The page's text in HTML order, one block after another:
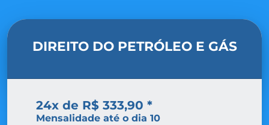
DIREITO DO PETRÓLEO E GÁS
24x de R$ 333,90 *
Mensalidade até o dia 10